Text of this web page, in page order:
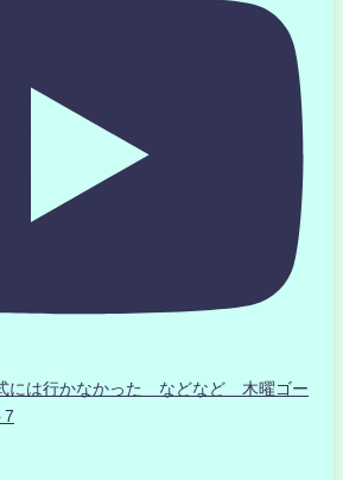
には行かなかった などなど 木曜ゴー
7